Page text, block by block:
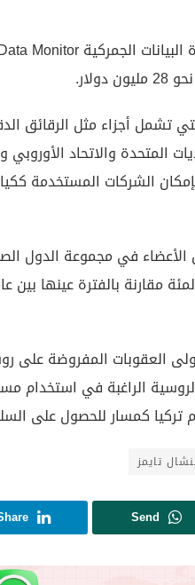
تشمل أجزاء مثل الرقائق
المتحدة والاتحاد الأوروبي
الشركات المستخدمة
المفروضة على
الراغبة في استخدام
تركيا كمسار للحصول على
تايمز
Send